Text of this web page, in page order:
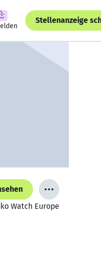
Stellenanzeige
Watch Europe